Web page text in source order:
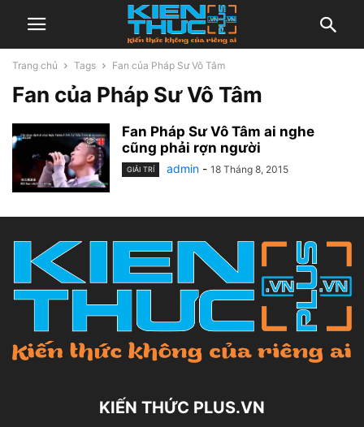
Trang chủ Tags Fan của Pháp Sư Vô Tâm
Fan của Pháp Sư Vô Tâm
Fan Pháp Sư Vô Tâm ai nghe
cũng phải rợn người
GIẢI TRÍ admin - 18 Tháng 8, 2015
KIẾN THỨC PLUS.VN